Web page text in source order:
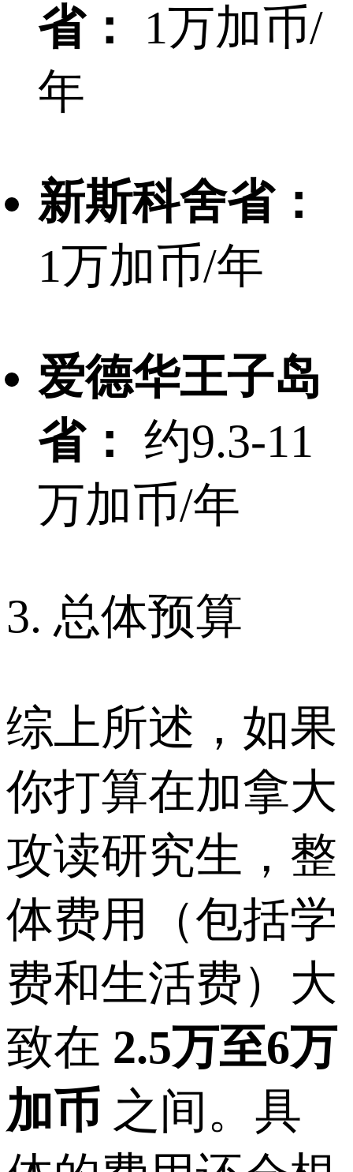
省：
1万加币/
年
新斯科舍省：
1万加币/年
爱德华王子岛
省： 约9.3-11
万加币/年
3. 总体预算
综上所述，如果
你打算在加拿大
攻读研究生，整
体费用（包括学
费和生活费）大
致在 2.5万至6万
加币 之间。具